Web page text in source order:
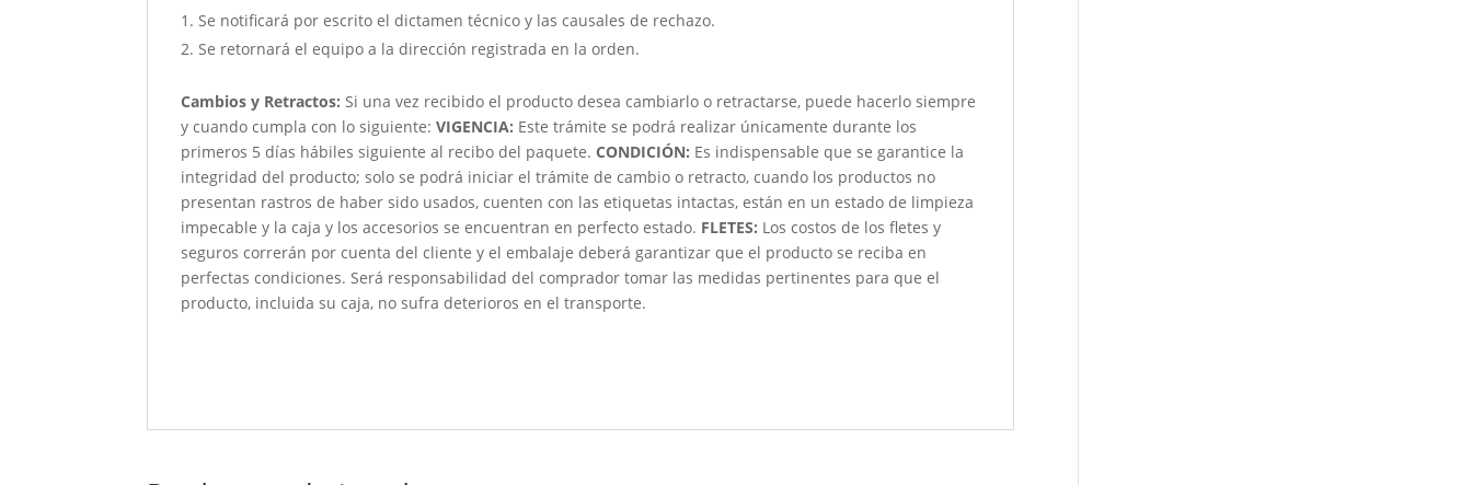
Se notificará por escrito el dictamen técnico y las causales de rechazo.
Se retornará el equipo a la dirección registrada en la orden.
Cambios y Retractos: Si una vez recibido el producto desea cambiarlo o retractarse, puede hacerlo siempre
y cuando cumpla con lo siguiente:VIGENCIA: Este trámite se podrá realizar únicamente durante los
primeros 5 días hábiles siguiente al recibo del paquete.CONDICIÓN: Es indispensable que se garantice la
integridad del producto; solo se podrá iniciar el trámite de cambio o retracto, cuando los productos no
presentan rastros de haber sido usados, cuenten con las etiquetas intactas, están en un estado de limpieza
impecable y la caja y los accesorios se encuentran en perfecto estado. FLETES: Los costos de los fletes y
seguros correrán por cuenta del cliente y el embalaje deberá garantizar que el producto se reciba en
perfectas condiciones. Será responsabilidad del comprador tomar las medidas pertinentes para que el
producto, incluida su caja, no sufra deterioros en el transporte.